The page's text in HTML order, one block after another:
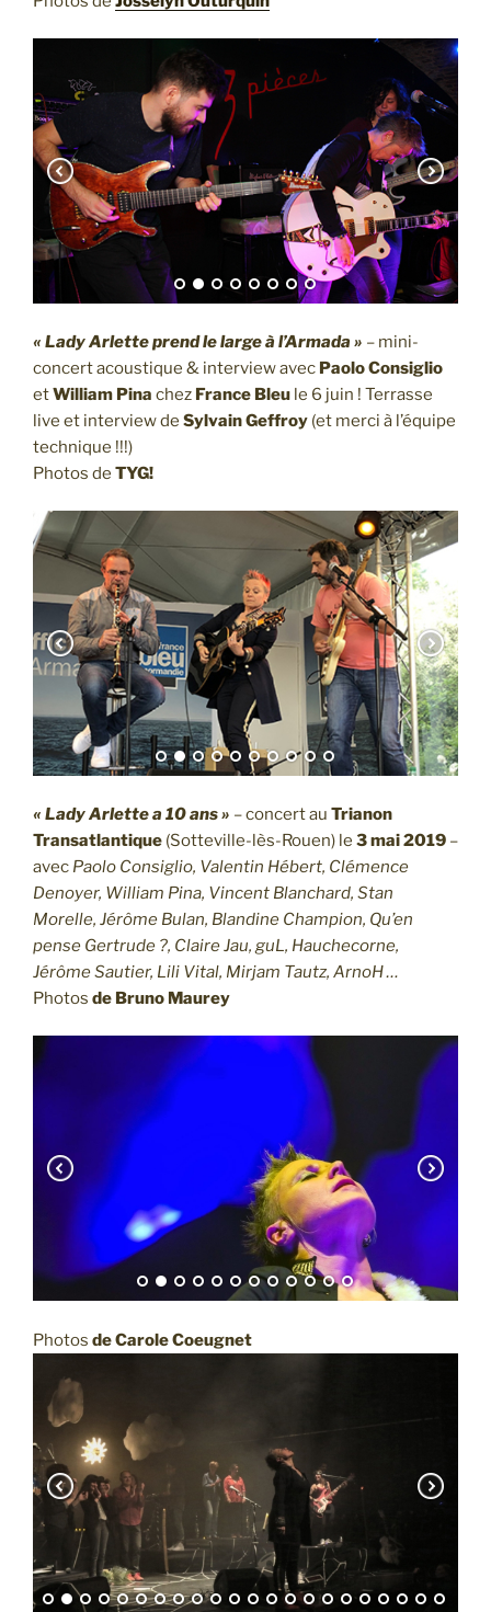
« Lady Arlette prend le large à l’Armada » – mini-
concert acoustique & interview avec Paolo Consiglio
etWilliam Pina chez France Bleu le 6 juin ! Terrasse
live et interview de Sylvain Geffroy (et merci à l’équipe
technique !!!)
Photos de TYG!
« Lady Arlette a 10 ans » – concert au Trianon
Transatlantique (Sotteville-lès-Rouen) le 3 mai 2019 –
avec Paolo Consiglio, Valentin Hébert, Clémence
Denoyer, William Pina, Vincent Blanchard, Stan
Morelle, Jérôme Bulan, Blandine Champion, Qu’en
pense Gertrude ?, Claire Jau, guL, Hauchecorne,
Jérôme Sautier, Lili Vital, Mirjam Tautz, ArnoH …
Photos de Bruno Maurey
Photos de Carole Coeugnet